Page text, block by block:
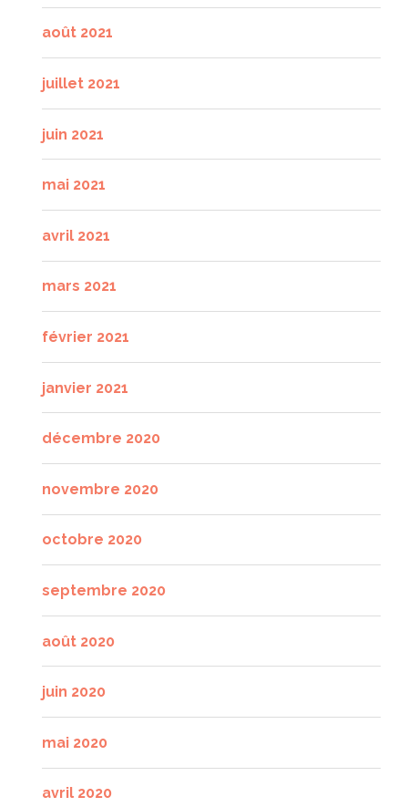
août 2021
juillet 2021
juin 2021
mai 2021
avril 2021
mars 2021
février 2021
janvier 2021
décembre 2020
novembre 2020
octobre 2020
septembre 2020
août 2020
juin 2020
mai 2020
avril 2020